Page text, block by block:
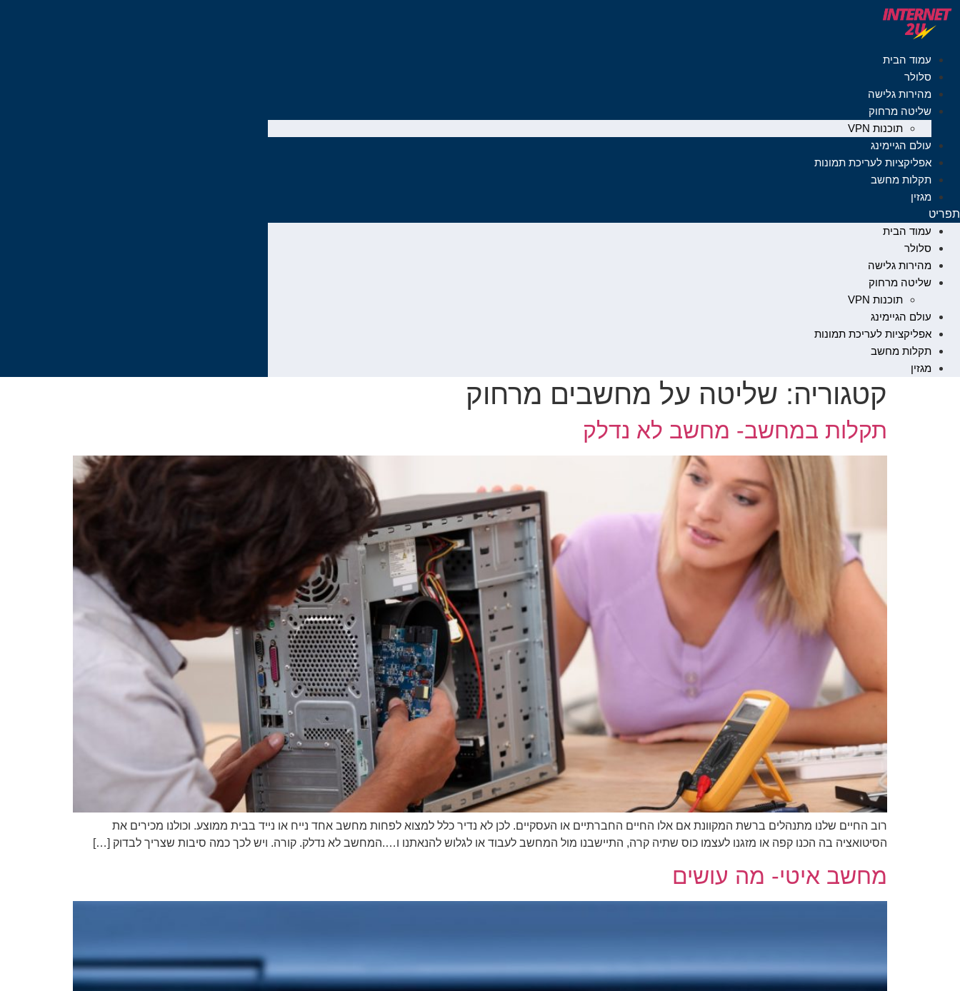
דלג
לתוכן
עמוד הבית
סלולר
מהירות גלישה
שליטה מרחוק
תוכנות VPN
עולם הגיימינג
אפליקציות לעריכת תמונות
תקלות מחשב
מגזין
תפריט
עמוד הבית
סלולר
מהירות גלישה
שליטה מרחוק
תוכנות VPN
עולם הגיימינג
אפליקציות לעריכת תמונות
תקלות מחשב
מגזין
קטגוריה: שליטה על מחשבים מרחוק
תקלות במחשב- מחשב לא נדלק
רוב החיים שלנו מתנהלים ברשת המקוונת אם אלו החיים החברתיים או העסקיים. לכן לא נדיר כלל למצוא לפחות מחשב אחד נייח או נייד בבית ממוצע. וכולנו מכירים את
הסיטואציה בה הכנו קפה או מזגנו לעצמו כוס שתיה קרה, התיישבנו מול המחשב לעבוד או לגלוש להנאתנו ו….המחשב לא נדלק. קורה. ויש לכך כמה סיבות שצריך לבדוק […]
מחשב איטי- מה עושים